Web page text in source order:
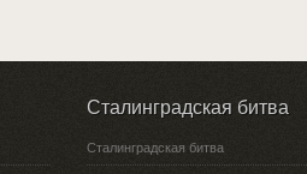
Сталинградская битва
Сталинградская битва